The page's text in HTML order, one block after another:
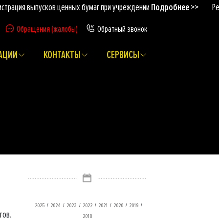
выпусков ценных бумаг при учрежденииПодробнее >>
Обращения (жалобы) Обратный звонок
КОНТАКТЫ СЕРВИСЫ
2025 / 2024 / 2023 / 2022 / 2021 / 2020 / 2019 /
2018